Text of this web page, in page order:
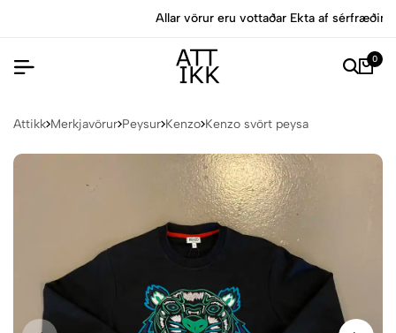
Allar vörur eru vottaðar Ekta af sérfræðingum
0
Attikk Merkjavörur Peysur Kenzo Kenzo svört peysa